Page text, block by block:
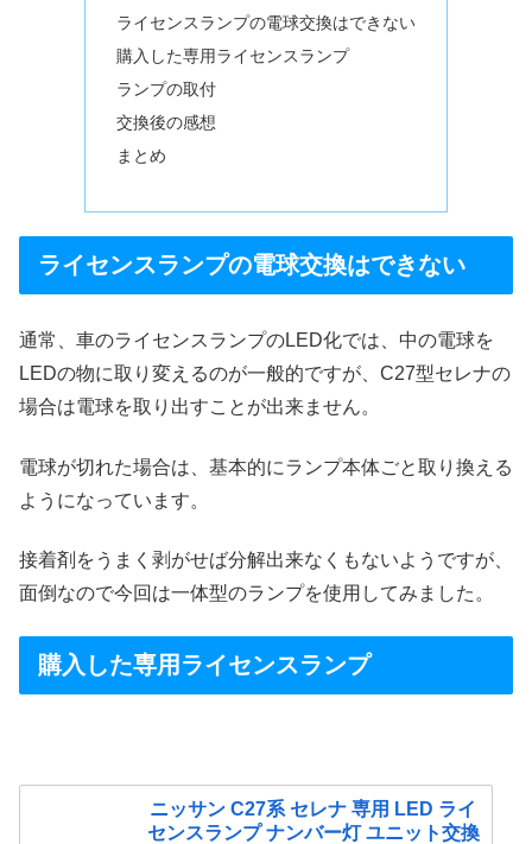
ライセンスランプの電球交換はできない
購入した専用ライセンスランプ
ランプの取付
交換後の感想
まとめ
ライセンスランプの電球交換はできない
通常、車のライセンスランプのLED化では、中の電球を
LEDの物に取り変えるのが一般的ですが、C27型セレナの
場合は電球を取り出すことが出来ません。
電球が切れた場合は、基本的にランプ本体ごと取り換える
ようになっています。
接着剤をうまく剥がせば分解出来なくもないようですが、
面倒なので今回は一体型のランプを使用してみました。
購入した専用ライセンスランプ
ニッサン C27系 セレナ 専用 LED ライ
センスランプ ナンバー灯 ユニット交換